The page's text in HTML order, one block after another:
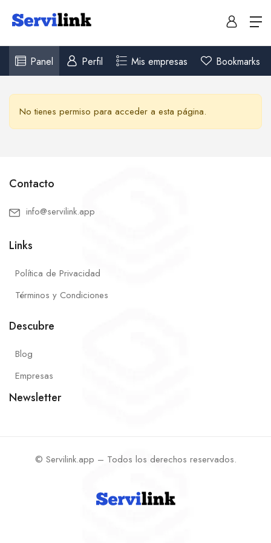
Panel Perfil Mis empresas Bookmarks
No tienes permiso para acceder a esta página.
Contacto
info@servilink.app
Links
Política de Privacidad
Términos y Condiciones
Descubre
Blog
Empresas
Newsletter
© Servilink.app – Todos los derechos reservados.